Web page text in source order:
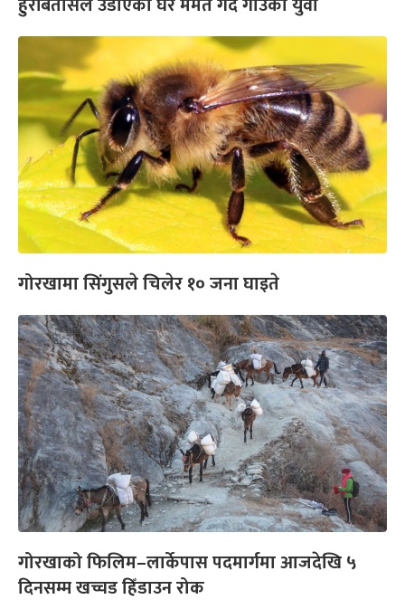
गोरखामा सिंगुसले चिलेर १० जना घाइते
गोरखाको फिलिम–लार्केपास पदमार्गमा आजदेखि ५
दिनसम्म खच्चड हिँडाउन रोक